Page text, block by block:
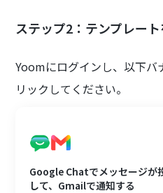
ステップ2：テンプレー
Yoomにログインし、以下バ
リックしてください。
Google Chatでメッセージが
して、Gmailで通知する